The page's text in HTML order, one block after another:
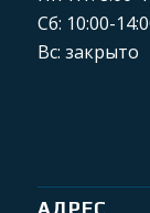
Сб: 10:00-
Вс: закрыто
АДРЕС